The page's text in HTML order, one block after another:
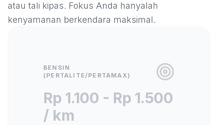
atau tali kipas. Fokus Anda hanyalah
kenyamanan berkendara maksimal.
BENSIN
(PERTALITE/PERTAMAX)
Rp 1.100 - Rp 1.500
/ km